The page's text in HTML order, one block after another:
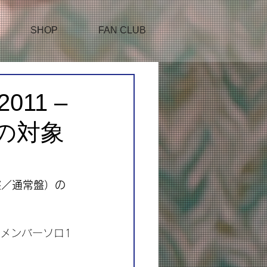
SHOP FAN CLUB
–
対象
通常盤）の
ンバーソロ1